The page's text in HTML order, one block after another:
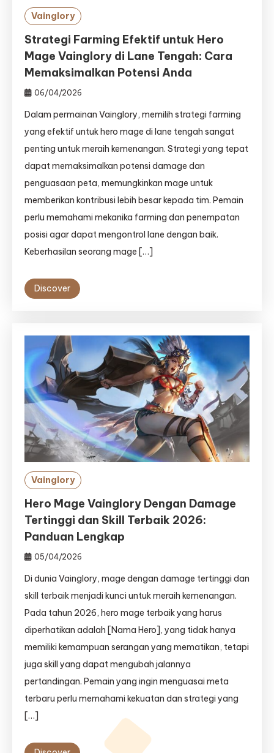
Vainglory
Strategi Farming Efektif untuk Hero
Mage Vainglory di Lane Tengah: Cara
Memaksimalkan Potensi Anda
06/04/2026
Dalam permainan Vainglory, memilih strategi farming
yang efektif untuk hero mage di lane tengah sangat
penting untuk meraih kemenangan. Strategi yang tepat
dapat memaksimalkan potensi damage dan
penguasaan peta, memungkinkan mage untuk
memberikan kontribusi lebih besar kepada tim. Pemain
perlu memahami mekanika farming dan penempatan
posisi agar dapat mengontrol lane dengan baik.
Keberhasilan seorang mage […]
Discover
Vainglory
Hero Mage Vainglory Dengan Damage
Tertinggi dan Skill Terbaik 2026:
Panduan Lengkap
05/04/2026
Di dunia Vainglory, mage dengan damage tertinggi dan
skill terbaik menjadi kunci untuk meraih kemenangan.
Pada tahun 2026, hero mage terbaik yang harus
diperhatikan adalah [Nama Hero], yang tidak hanya
memiliki kemampuan serangan yang mematikan, tetapi
juga skill yang dapat mengubah jalannya
pertandingan. Pemain yang ingin menguasai meta
terbaru perlu memahami kekuatan dan strategi yang
[…]